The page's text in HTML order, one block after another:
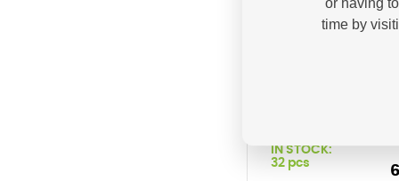
PRINTLINE
kompatibilní
IN STOCK:
32 pcs
or having
time by